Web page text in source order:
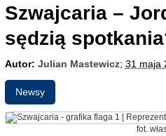
Szwajcaria –
sędzią
Autor: Julian Mastewicz; 31 maja
Newsy
fot.